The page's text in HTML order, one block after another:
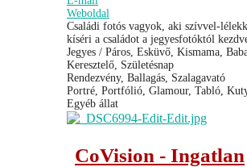
Weboldal
Családi fotós vagyok, aki szívvel-
kíséri a családot a jegyesfotóktól kezdve
Jegyes / Páros, Esküvő, Kismama,
Keresztelő, Születésnap
Rendezvény, Ballagás, Szalagavató
Portré, Portfólió, Glamour, Tabló,
Egyéb állat
CoVision - Ingatlan